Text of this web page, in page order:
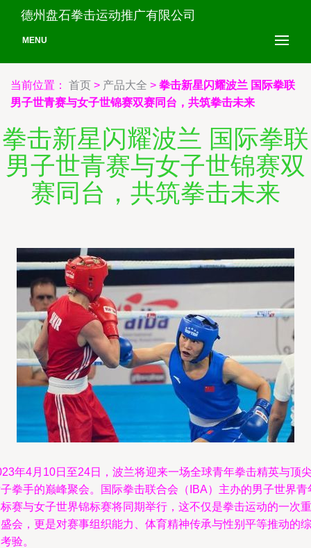
德州盘石拳击运动推广有限公司
MENU
当前位置： 首页 > 产品大全 > 拳击新星闪耀波兰 国际拳联
男子世青赛与女子世锦赛双赛同台，共筑拳击未来
拳击新星闪耀波兰 国际拳联
男子世青赛与女子世锦赛双
赛同台，共筑拳击未来
年4月10日至24日，波兰将迎来一场全球青年拳击精英与顶
拳手的巅峰聚会。国际拳击联合会（IBA）主办的男子世界青
赛与女子世界锦标赛将同期举行，这不仅是拳击运动的一次重
会，更是对赛事组织能力、体育精神传承与性别平等推动的综
验。